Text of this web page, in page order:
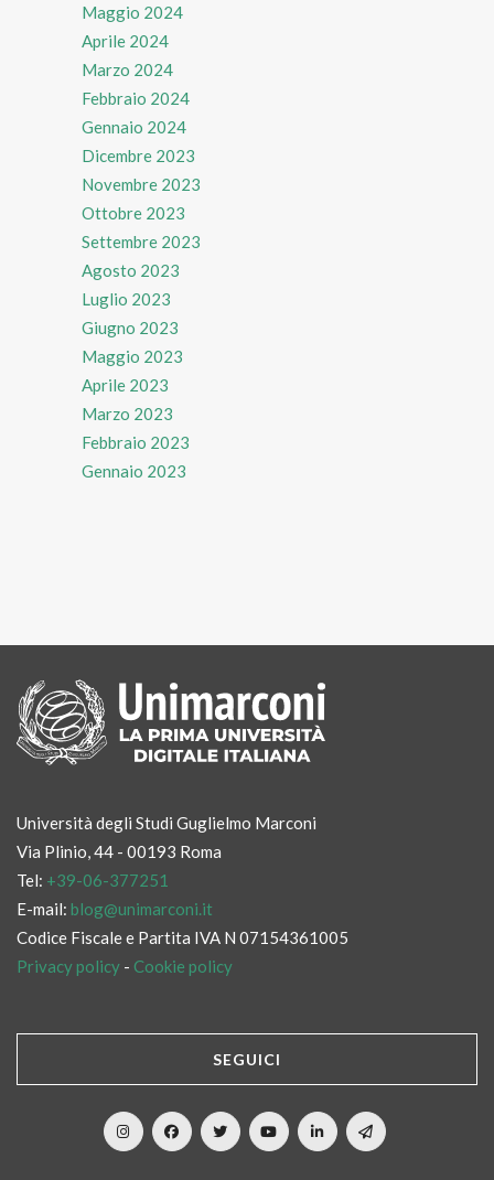
Maggio 2024
Aprile 2024
Marzo 2024
Febbraio 2024
Gennaio 2024
Dicembre 2023
Novembre 2023
Ottobre 2023
Settembre 2023
Agosto 2023
Luglio 2023
Giugno 2023
Maggio 2023
Aprile 2023
Marzo 2023
Febbraio 2023
Gennaio 2023
Università degli Studi Guglielmo Marconi
Via Plinio, 44 - 00193 Roma
Tel: +39-06-377251
E-mail: blog@unimarconi.it
Codice Fiscale e Partita IVA N 07154361005
Privacy policy - Cookie policy
SEGUICI